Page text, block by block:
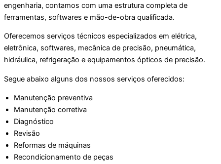
engenharia, contamos com uma estrutura completa de
ferramentas, softwares e mão-de-obra qualificada.
Oferecemos serviços técnicos especializados em elétrica,
eletrônica, softwares, mecânica de precisão, pneumática,
hidráulica, refrigeração e equipamentos ópticos de precisão.
Segue abaixo alguns dos nossos serviços oferecidos:
Manutenção preventiva
Manutenção corretiva
Diagnóstico
Revisão
Reformas de máquinas
Recondicionamento de peças